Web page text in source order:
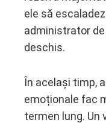
ele să
administrator
deschis.
În același timp,
emoționale fac
termen lung. Un